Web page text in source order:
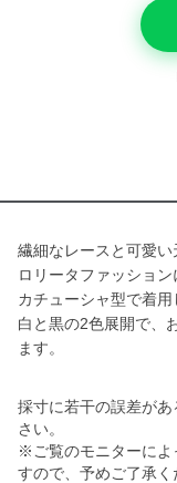
繊細なレースと可愛い
ロリータファッション
カチューシャ型で着用
白と黒の2色展開で、
ます。
採寸に若干の誤差が
さい。
※ご覧のモニターによ
すので、予めご了承く